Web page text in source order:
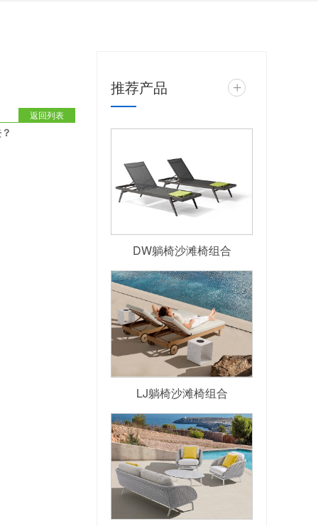
返回列表
推荐产品 +
DW躺椅沙滩椅组合
LJ躺椅沙滩椅组合